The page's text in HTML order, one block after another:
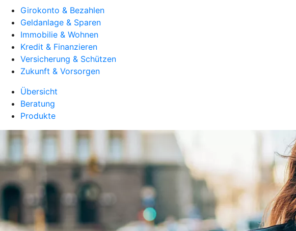
Girokonto & Bezahlen
Geldanlage & Sparen
Immobilie & Wohnen
Kredit & Finanzieren
Versicherung & Schützen
Zukunft & Vorsorgen
Übersicht
Beratung
Produkte